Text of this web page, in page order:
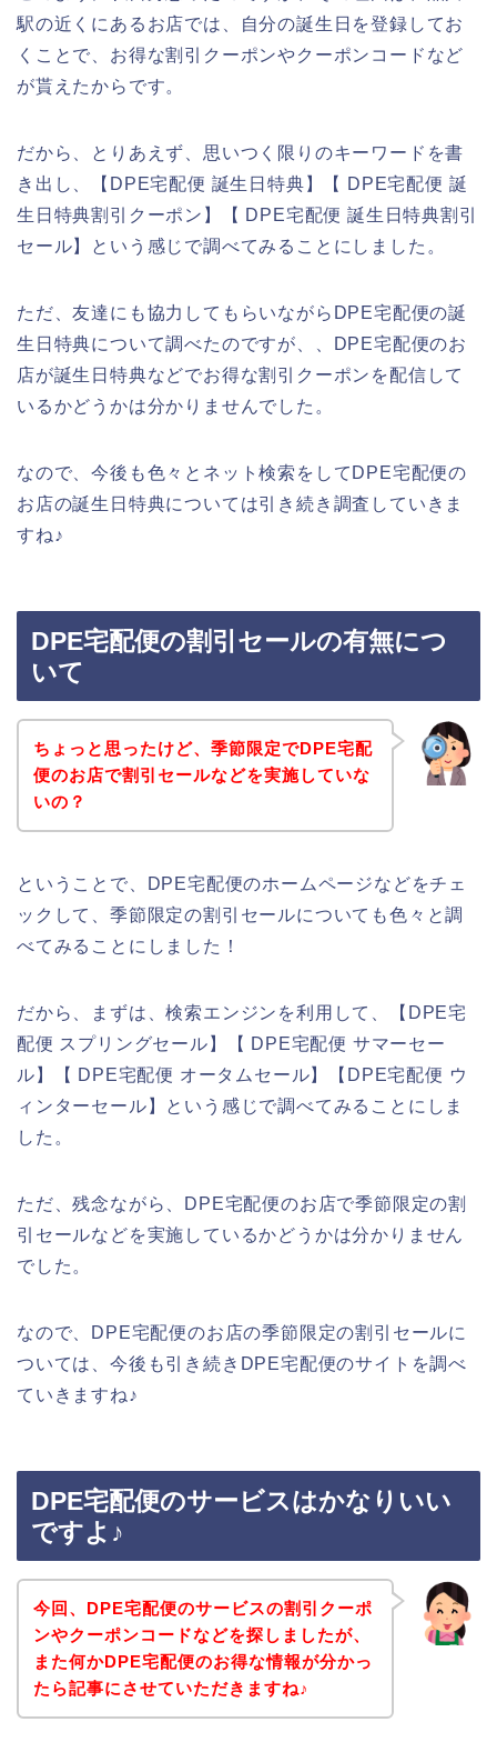
駅の近くにあるお店では、自分の誕生日を登録してお
くことで、お得な割引クーポンやクーポンコードなど
が貰えたからです。
だから、とりあえず、思いつく限りのキーワードを書
き出し、【DPE宅配便 誕生日特典】【 DPE宅配便 誕
生日特典割引クーポン】【 DPE宅配便 誕生日特典割引
セール】という感じで調べてみることにしました。
ただ、友達にも協力してもらいながらDPE宅配便の誕
生日特典について調べたのですが、、DPE宅配便のお
店が誕生日特典などでお得な割引クーポンを配信して
いるかどうかは分かりませんでした。
なので、今後も色々とネット検索をしてDPE宅配便の
お店の誕生日特典については引き続き調査していきま
すね♪
DPE宅配便の割引セールの有無につ
いて
ちょっと思ったけど、季節限定でDPE宅配
便のお店で割引セールなどを実施していな
いの？
ということで、DPE宅配便のホームページなどをチェ
ックして、季節限定の割引セールについても色々と調
べてみることにしました！
だから、まずは、検索エンジンを利用して、【DPE宅
配便 スプリングセール】【 DPE宅配便 サマーセー
ル】【 DPE宅配便 オータムセール】【DPE宅配便 ウ
ィンターセール】という感じで調べてみることにしま
した。
ただ、残念ながら、DPE宅配便のお店で季節限定の割
引セールなどを実施しているかどうかは分かりません
でした。
なので、DPE宅配便のお店の季節限定の割引セールに
ついては、今後も引き続きDPE宅配便のサイトを調べ
ていきますね♪
DPE宅配便のサービスはかなりいい
ですよ♪
今回、DPE宅配便のサービスの割引クーポ
ンやクーポンコードなどを探しましたが、
また何かDPE宅配便のお得な情報が分かっ
たら記事にさせていただきますね♪